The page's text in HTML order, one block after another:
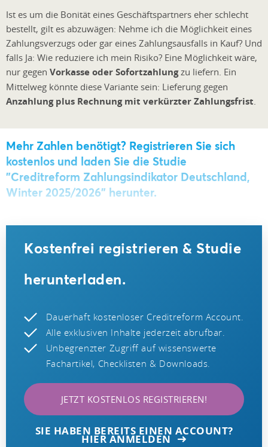
Ist es um die Bonität eines Geschäftspartners eher schlecht
bestellt, gilt es abzuwägen: Nehme ich die Möglichkeit eines
Zahlungsverzugs oder gar eines Zahlungsausfalls in Kauf? Und
falls Ja: Wie reduziere ich mein Risiko? Eine Möglichkeit wäre,
nur gegen Vorkasse oder Sofortzahlungzu liefern. Ein
Mittelweg könnte diese Variante sein: Lieferung gegen
Anzahlung plus Rechnung mit verkürzter Zahlungsfrist
Mehr Zahlen benötigt? Registrieren Sie sich
kostenlos und laden Sie die Studie
"Creditreform Zahlungsindikator Deutschland,
Winter 2025/2026" herunter.
Kostenfrei registrieren & Studie
herunterladen.
Dauerhaft kostenloser Creditreform Account.
Alle exklusiven Inhalte jederzeit abrufbar.
Unbegrenzter Zugriff auf wissenswerte
Fachartikel, Checklisten & Downloads.
JETZT KOSTENLOS REGISTRIEREN!
SIE HABEN BEREITS EINEN ACCOUNT?
HIER ANMELDEN